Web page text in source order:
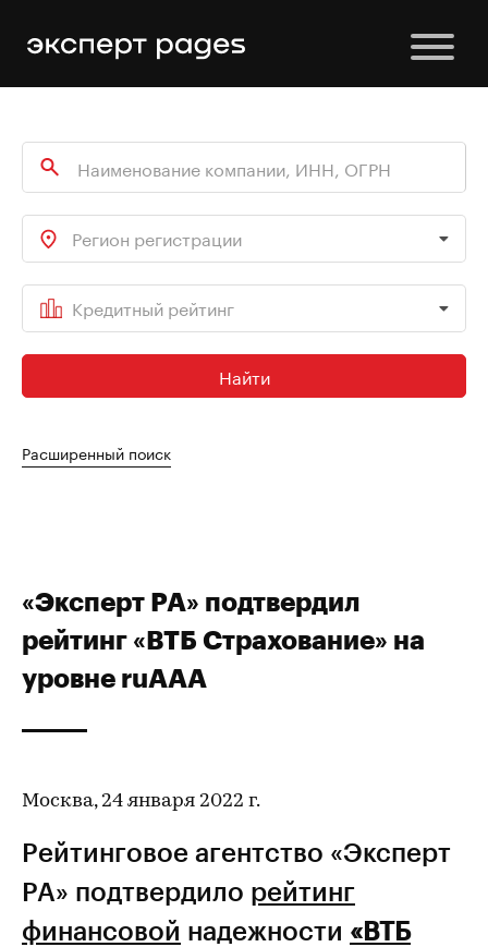
Регион регистрации
Кредитный рейтинг
Найти
Расширенный поиск
«Эксперт РА» подтвердил
рейтинг «ВТБ Страхование» на
уровне ruAAA
Москва, 24 января 2022 г.
Рейтинговое агентство «Эксперт
РА» подтвердило рейтинг
финансовой надежности «ВТБ